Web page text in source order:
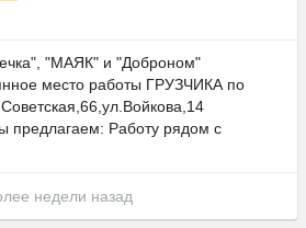
"МАЯК" и "Доброном"
место работы ГРУЗЧИКА по
предлагаем: Работу рядом с
недели назад